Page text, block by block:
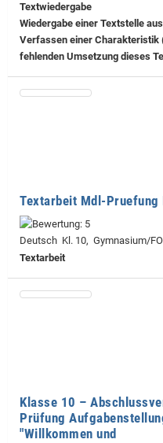
Textwiedergabe
Wiedergabe einer Textstelle
Verfassen einer Charakteristik
fehlenden Umsetzung dieses
Textarbeit Mdl-
Deutsch Kl. 10, Gymnasium/
Textarbeit
Klasse 10 –
Prüfung
"Willkommen und